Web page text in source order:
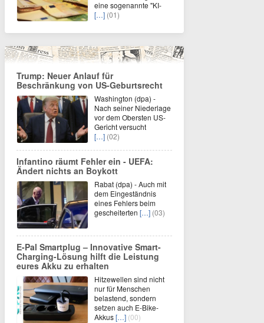
eine sogenannte "KI-
[…] (01)
Trump: Neuer Anlauf für
Beschränkung von US-Geburtsrecht
Washington (dpa) -
Nach seiner Niederlage
vor dem Obersten US-
Gericht versucht
[…] (02)
Infantino räumt Fehler ein - UEFA:
Ändert nichts an Boykott
Rabat (dpa) - Auch mit
dem Eingeständnis
eines Fehlers beim
gescheiterten […] (03)
E-Pal Smartplug – Innovative Smart-
Charging-Lösung hilft die Leistung
eures Akku zu erhalten
Hitzewellen sind nicht
nur für Menschen
belastend, sondern
setzen auch E-Bike-
Akkus[…] (00)